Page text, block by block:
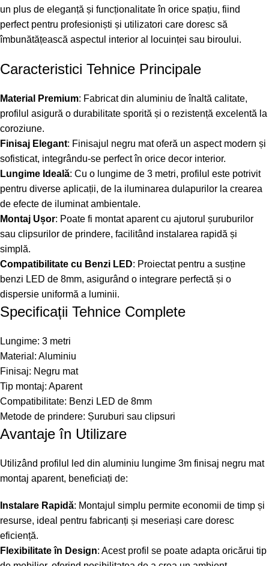
un plus de eleganță și funcționalitate în orice spațiu, fiind
perfect pentru profesioniști și utilizatori care doresc să
îmbunătățească aspectul interior al locuinței sau biroului.
Caracteristici Tehnice Principale
Material Premium: Fabricat din aluminiu de înaltă calitate,
profilul asigură o durabilitate sporită și o rezistență excelentă la
coroziune.
Finisaj Elegant: Finisajul negru mat oferă un aspect modern și
sofisticat, integrându-se perfect în orice decor interior.
Lungime Ideală: Cu o lungime de 3 metri, profilul este potrivit
pentru diverse aplicații, de la iluminarea dulapurilor la crearea
de efecte de iluminat ambientale.
Montaj Ușor: Poate fi montat aparent cu ajutorul șuruburilor
sau clipsurilor de prindere, facilitând instalarea rapidă și
simplă.
Compatibilitate cu Benzi LED: Proiectat pentru a susține
benzi LED de 8mm, asigurând o integrare perfectă și o
dispersie uniformă a luminii.
Specificații Tehnice Complete
Lungime: 3 metri
Material: Aluminiu
Finisaj: Negru mat
Tip montaj: Aparent
Compatibilitate: Benzi LED de 8mm
Metode de prindere: Șuruburi sau clipsuri
Avantaje în Utilizare
Utilizând profilul led din aluminiu lungime 3m finisaj negru mat
montaj aparent, beneficiați de:
Instalare Rapidă: Montajul simplu permite economii de timp și
resurse, ideal pentru fabricanți și meseriași care doresc
eficiență.
Flexibilitate în Design: Acest profil se poate adapta oricărui tip